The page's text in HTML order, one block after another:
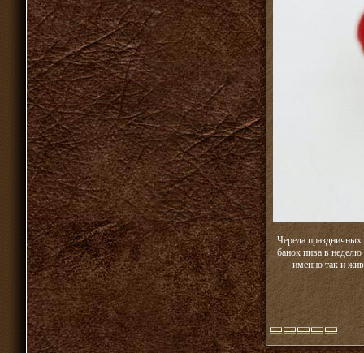
Череда
банок пива в
именно так и